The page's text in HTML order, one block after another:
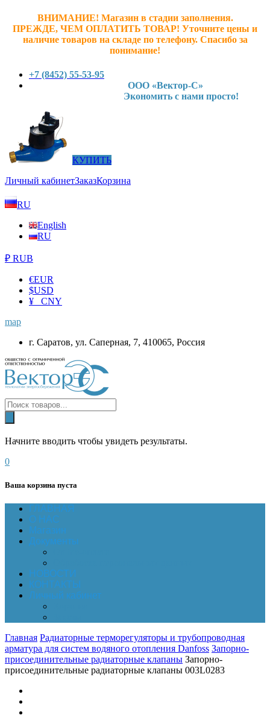
ВНИМАНИЕ! Магазин в стадии заполнения.
ПРЕЖДЕ, ЧЕМ ОПЛАТИТЬ ТОВАР! Уточните цены и
наличие товаров на складе по телефону. Спасибо за
понимание!
+7 (8452) 55-53-95
ООО «Вектор-С»
Экономить с нами просто!
КУПИТЬ
Личный кабинетЗаказКорзина
RU
English
RU
₽ RUB
€EUR
$USD
¥ CNY
map
г. Саратов, ул. Саперная, 7, 410065, Россия
Начните вводить чтобы увидеть результаты.
0
Ваша корзина пуста
ГЛАВНАЯ
О НАС
Магазин
Документы
НОВОСТИ
КОНТАКТЫ
Личный кабинет
Главная Радиаторные терморегуляторы и трубопроводная
арматура для систем водяного отопления Danfoss Запорно-
присоединительные радиаторные клапаны Запорно-
присоединительные радиаторные клапаны 003L0283